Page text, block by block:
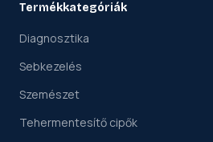
Termékkategóriák
Diagnosztika
Sebkezelés
Szemészet
Tehermentesítő cipők